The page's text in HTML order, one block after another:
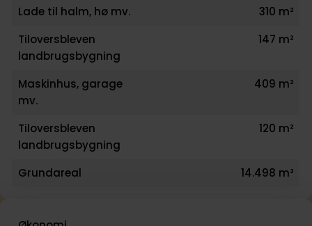
Lade til halm, hø mv.
310 m²
Tiloversbleven
landbrugsbygning
147 m²
Maskinhus, garage
mv.
409 m²
Tiloversbleven
landbrugsbygning
120 m²
Grundareal 14.498 m²